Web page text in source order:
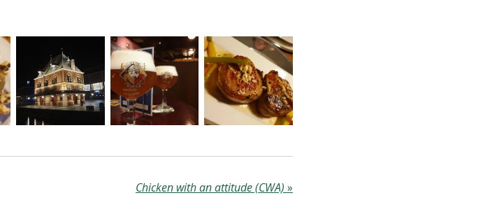
Chicken with an attitude (CWA) »